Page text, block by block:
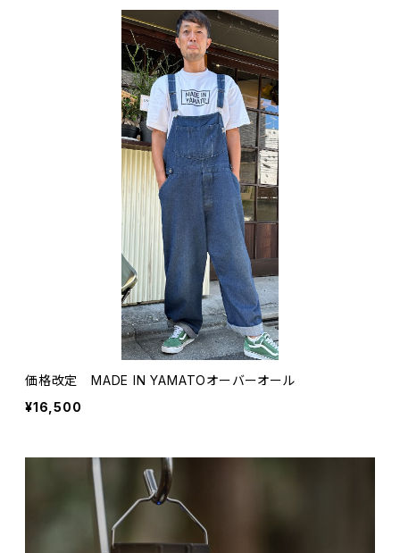
価格改定 MADE IN YAMATOオーバーオール
¥16,500